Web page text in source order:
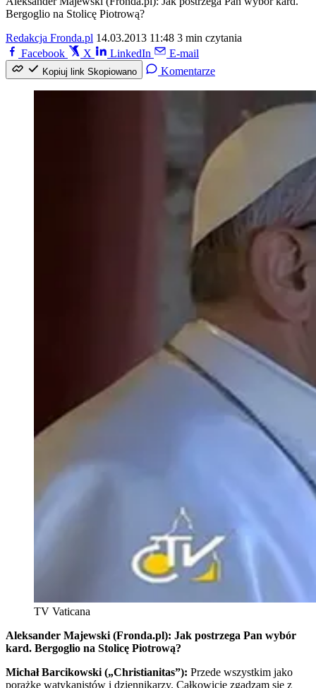
Bergoglio na Stolicę Piotrową?
Redakcja Fronda.pl 14.03.2013 11:48 3 min czytania
Facebook
X LinkedIn E-mail
Kopiuj link Skopiowano Komentarze
TV Vaticana
Aleksander Majewski (Fronda.pl): Jak postrzega Pan wybór
kard. Bergoglio na Stolicę Piotrową?
Michał Barcikowski („Christianitas”): Przede wszystkim jako
porażkę watykanistów i dziennikarzy. Całkowicie zgadzam się z